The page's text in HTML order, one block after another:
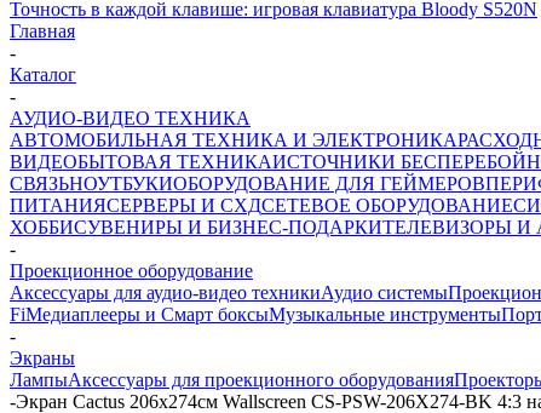
Точность в каждой клавише: игровая клавиатура Bloody S520N
Главная
-
Каталог
-
АУДИО-ВИДЕО ТЕХНИКА
АВТОМОБИЛЬНАЯ ТЕХНИКА И ЭЛЕКТРОНИКА
ВИДЕОБЫТОВАЯ ТЕХНИКАИСТОЧНИКИ
СВЯЗЬНОУТБУКИОБОРУДОВАНИЕ ДЛЯ ГЕЙМЕРОВ
ПИТАНИЯСЕРВЕРЫ И СХДСЕТЕВОЕ ОБОРУДОВАНИЕ
ХОББИСУВЕНИРЫ И БИЗНЕС-ПОДАРКИТЕЛЕВИЗОРЫ И
-
Проекционное оборудование
Аксессуары для аудио-видео техникиАудио системы
FiМедиаплееры и Смарт боксыМузыкальные инструменты
-
Экраны
ЛампыАксессуары для проекционного оборудования
-Экран Cactus 206x274см Wallscreen CS-PSW-206X274-BK 4:3